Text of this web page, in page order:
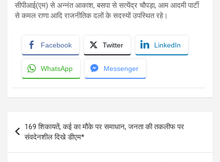
सीपीआई(एम) से अन्नंत आकाश, बसपा से सत्येंद्र चौपड़ा, आम आदमी पार्टी
से कमल राणा आदि राजनीतिक दलों के सदस्यों उपस्थित रहे।
Facebook Twitter LinkedIn
WhatsApp Messenger
navigation
169 शिकायतें, कई का मौके पर समाधान, जनता की तकलीफ पर
संवदेनशील दिखे डीएम*